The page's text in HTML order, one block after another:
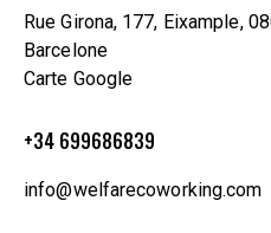
Rue Girona, 177, Eixample,
Barcelone
Carte Google
+34 699686839
info@welfarecoworking.com